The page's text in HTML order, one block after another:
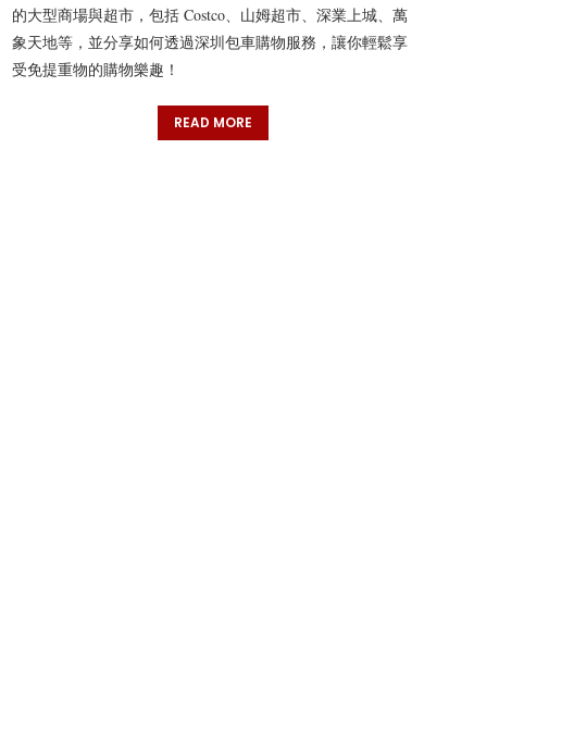
的大型商場與超市，包括 Costco、山姆超市、深業上城、萬
象天地等，並分享如何透過深圳包車購物服務，讓你輕鬆享
受免提重物的購物樂趣！
READ MORE